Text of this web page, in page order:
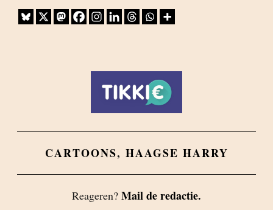
CARTOONS, HAAGSE HARRY
Reageren? Mail de redactie.